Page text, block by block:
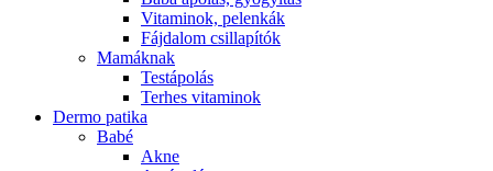
Vitaminok, pelenkák
Fájdalom csillapítók
Mamáknak
Testápolás
Terhes vitaminok
Dermo patika
Babé
Akne